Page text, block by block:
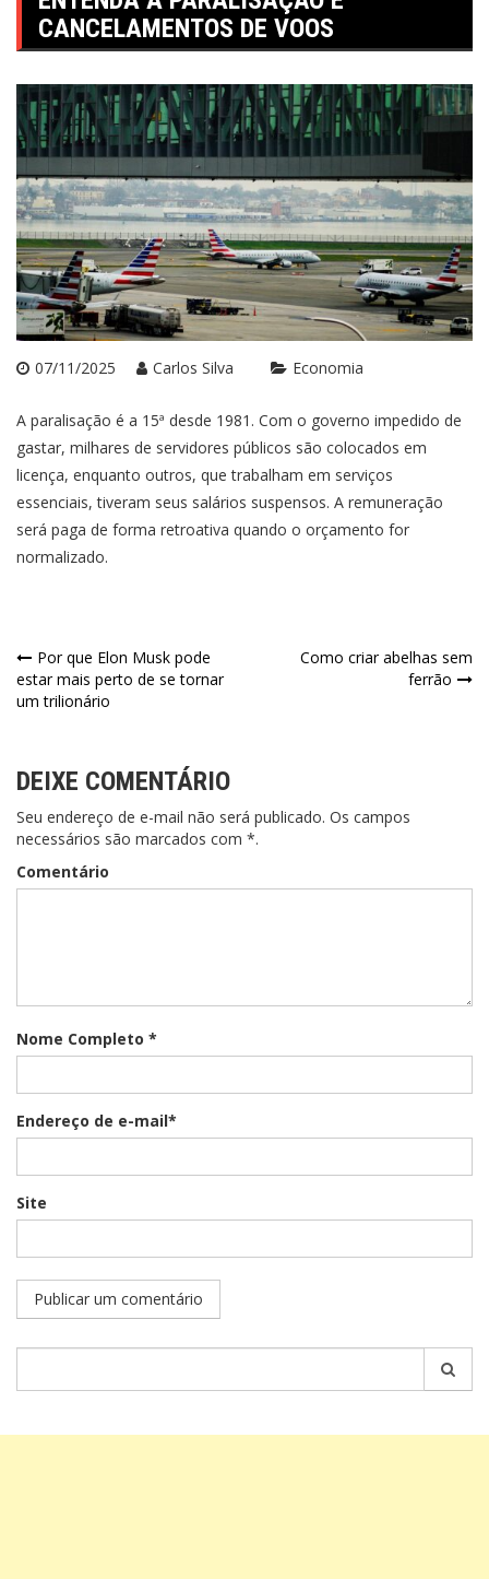
CANCELAMENTOS DE VOOS
07/11/2025 Carlos Silva Economia
A paralisação é a 15ª desde 1981. Com o governo impedido de
gastar, milhares de servidores públicos são colocados em
licença, enquanto outros, que trabalham em serviços
essenciais, tiveram seus salários suspensos. A remuneração
será paga de forma retroativa quando o orçamento for
normalizado.
Navegação
de
Por que Elon Musk pode
estar mais perto de se tornar
um trilionário
Como criar abelhas sem
ferrão
DEIXE COMENTÁRIO
Seu endereço de e-mail não será publicado. Os campos
necessários são marcados com *.
Comentário
Nome Completo *
Endereço de e-mail*
Site